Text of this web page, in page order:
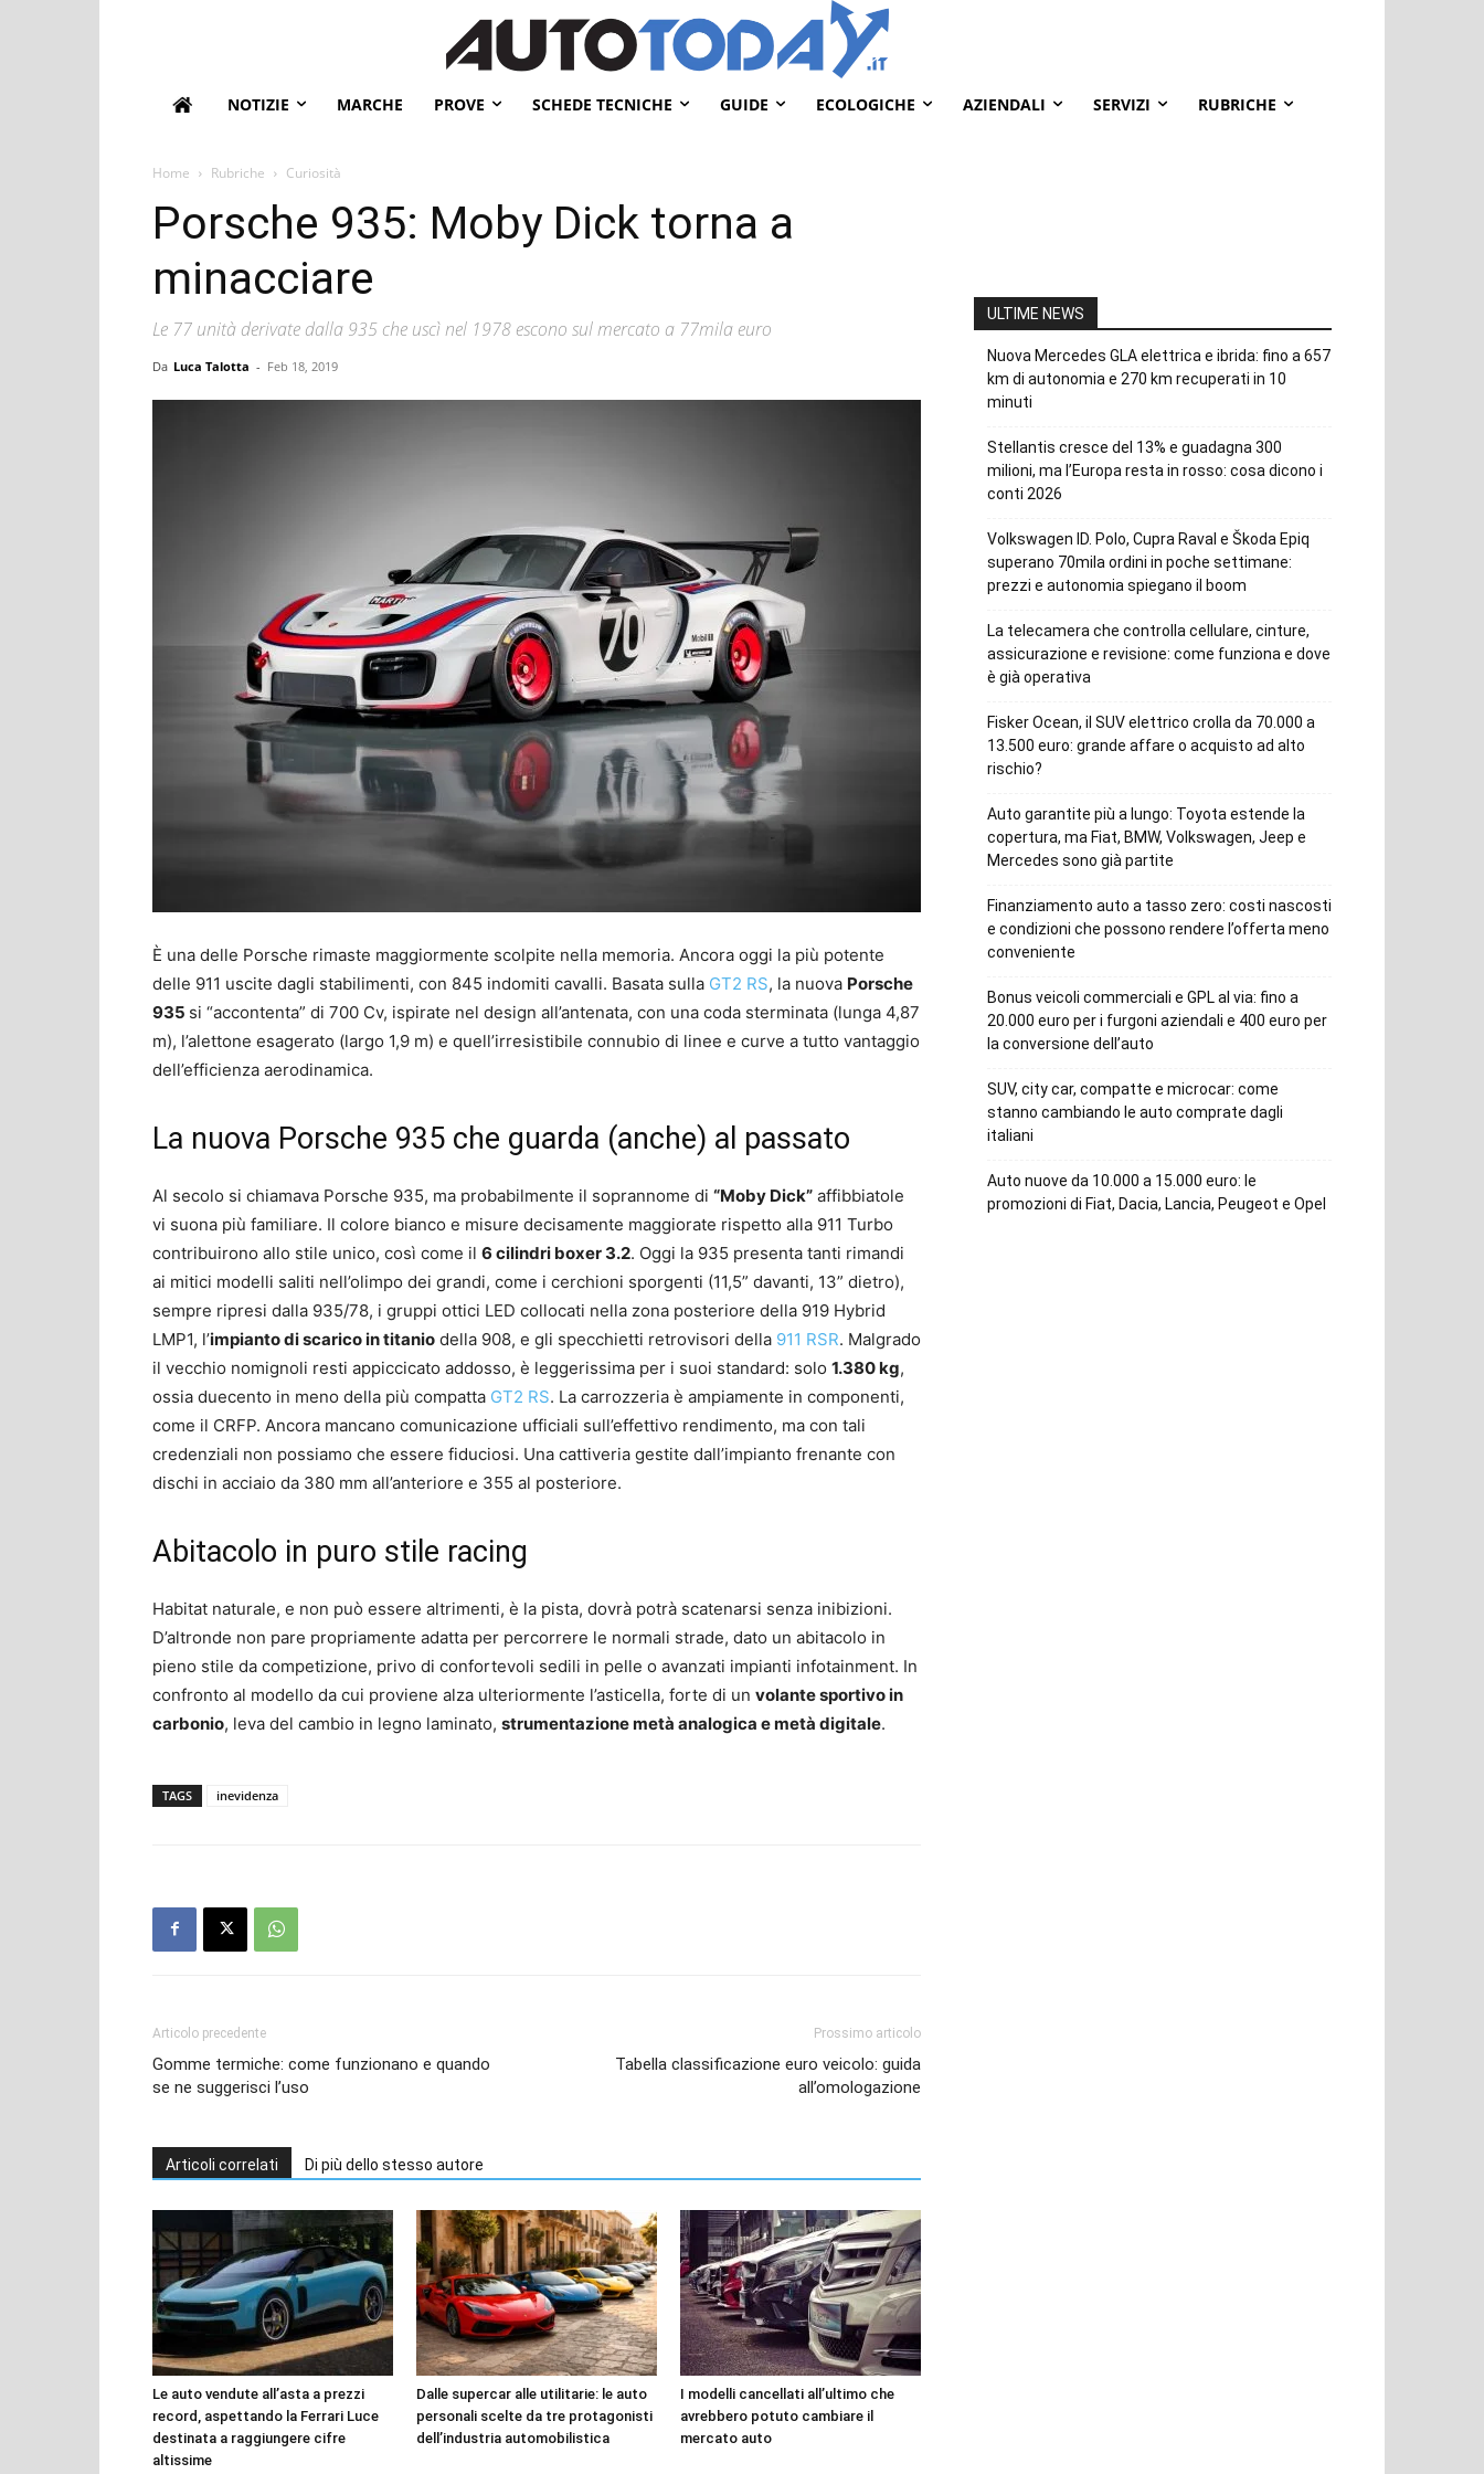
NOTIZIE MARCHE PROVE SCHEDE TECNICHE GUIDE ECOLOGICHE AZIENDALI SERVIZI RUBRICHE
Home Rubriche Curiosità
Porsche 935: Moby Dick torna a
minacciare
Le 77 unità derivate dalla 935 che uscì nel 1978 escono sul mercato a 77mila euro
Da Luca Talotta - Feb 18, 2019
È una delle Porsche rimaste maggiormente scolpite nella memoria. Ancora oggi la più potente
delle 911 uscite dagli stabilimenti, con 845 indomiti cavalli. Basata sulla GT2 RS, la nuova Porsche
935 si “accontenta” di 700 Cv, ispirate nel design all’antenata, con una coda sterminata (lunga 4,87
m), l’alettone esagerato (largo 1,9 m) e quell’irresistibile connubio di linee e curve a tutto vantaggio
dell’efficienza aerodinamica.
La nuova Porsche 935 che guarda (anche) al passato
Al secolo si chiamava Porsche 935, ma probabilmente il soprannome di “Moby Dick” affibbiatole
vi suona più familiare. Il colore bianco e misure decisamente maggiorate rispetto alla 911 Turbo
contribuirono allo stile unico, così come il 6 cilindri boxer 3.2. Oggi la 935 presenta tanti rimandi
ai mitici modelli saliti nell’olimpo dei grandi, come i cerchioni sporgenti (11,5” davanti, 13” dietro),
sempre ripresi dalla 935/78, i gruppi ottici LED collocati nella zona posteriore della 919 Hybrid
LMP1, l’impianto di scarico in titanio della 908, e gli specchietti retrovisori della 911 RSR. Malgrado
il vecchio nomignoli resti appiccicato addosso, è leggerissima per i suoi standard: solo 1.380 kg,
ossia duecento in meno della più compatta GT2 RS. La carrozzeria è ampiamente in componenti,
come il CRFP. Ancora mancano comunicazione ufficiali sull’effettivo rendimento, ma con tali
credenziali non possiamo che essere fiduciosi. Una cattiveria gestite dall’impianto frenante con
dischi in acciaio da 380 mm all’anteriore e 355 al posteriore.
Abitacolo in puro stile racing
Habitat naturale, e non può essere altrimenti, è la pista, dovrà potrà scatenarsi senza inibizioni.
D’altronde non pare propriamente adatta per percorrere le normali strade, dato un abitacolo in
pieno stile da competizione, privo di confortevoli sedili in pelle o avanzati impianti infotainment. In
confronto al modello da cui proviene alza ulteriormente l’asticella, forte di un volante sportivo in
carbonio, leva del cambio in legno laminato, strumentazione metà analogica e metà digitale.
TAGS inevidenza
Articolo precedente
Gomme termiche: come funzionano e quando
se ne suggerisci l’uso
Prossimo articolo
Tabella classificazione euro veicolo: guida
all’omologazione
Articoli correlati Di più dello stesso autore
Le auto vendute all’asta a prezzi
record, aspettando la Ferrari Luce
destinata a raggiungere cifre
altissime
Dalle supercar alle utilitarie: le auto
personali scelte da tre protagonisti
dell’industria automobilistica
I modelli cancellati all’ultimo che
avrebbero potuto cambiare il
mercato auto
ULTIME NEWS
Nuova Mercedes GLA elettrica e ibrida: fino a 657
km di autonomia e 270 km recuperati in 10
minuti
Stellantis cresce del 13% e guadagna 300
milioni, ma l’Europa resta in rosso: cosa dicono i
conti 2026
Volkswagen ID. Polo, Cupra Raval e Škoda Epiq
superano 70mila ordini in poche settimane:
prezzi e autonomia spiegano il boom
La telecamera che controlla cellulare, cinture,
assicurazione e revisione: come funziona e dove
è già operativa
Fisker Ocean, il SUV elettrico crolla da 70.000 a
13.500 euro: grande affare o acquisto ad alto
rischio?
Auto garantite più a lungo: Toyota estende la
copertura, ma Fiat, BMW, Volkswagen, Jeep e
Mercedes sono già partite
Finanziamento auto a tasso zero: costi nascosti
e condizioni che possono rendere l’offerta meno
conveniente
Bonus veicoli commerciali e GPL al via: fino a
20.000 euro per i furgoni aziendali e 400 euro per
la conversione dell’auto
SUV, city car, compatte e microcar: come
stanno cambiando le auto comprate dagli
italiani
Auto nuove da 10.000 a 15.000 euro: le
promozioni di Fiat, Dacia, Lancia, Peugeot e Opel